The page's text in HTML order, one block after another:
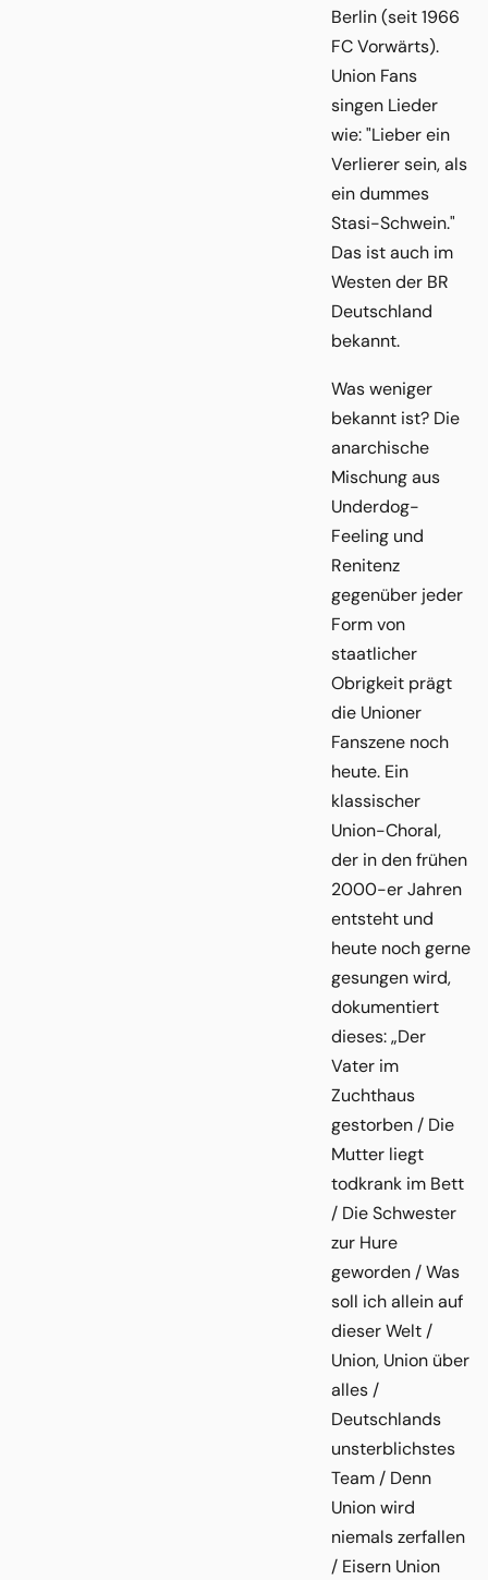
Berlin (seit 1966
FC Vorwärts).
Union Fans
singen Lieder
wie: "Lieber ein
Verlierer sein, als
ein dummes
Stasi-Schwein."
Das ist auch im
Westen der BR
Deutschland
bekannt.
Was weniger
bekannt ist? Die
anarchische
Mischung aus
Underdog-
Feeling und
Renitenz
gegenüber jeder
Form von
staatlicher
Obrigkeit prägt
die Unioner
Fanszene noch
heute. Ein
klassischer
Union-Choral,
der in den frühen
2000-er Jahren
entsteht und
heute noch gerne
gesungen wird,
dokumentiert
dieses: „Der
Vater im
Zuchthaus
gestorben / Die
Mutter liegt
todkrank im Bett
/ Die Schwester
zur Hure
geworden / Was
soll ich allein auf
dieser Welt /
Union, Union über
alles /
Deutschlands
unsterblichstes
Team / Denn
Union wird
niemals zerfallen
/ Eisern Union